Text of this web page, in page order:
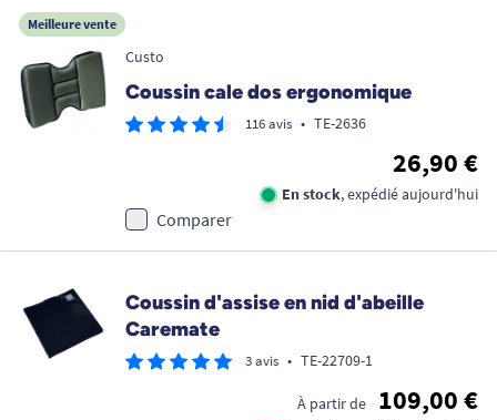
Meilleure vente
Custo
Coussin cale dos ergonomique
116 avis • TE-2636
26,90 €
En stock, expédié aujourd'hui
Comparer
Coussin d'assise en nid d'abeille
Caremate
3 avis • TE-22709-1
À partir de 109,00 €